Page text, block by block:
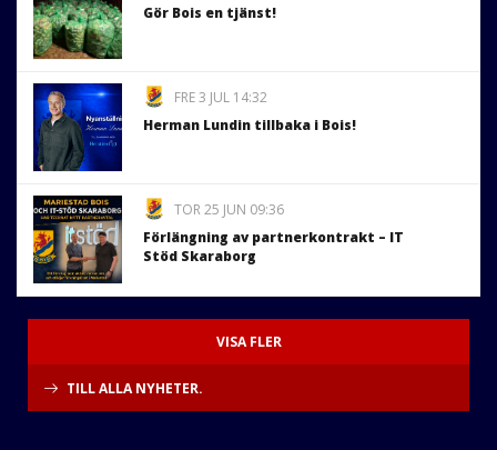
Gör Bois en tjänst!
FRE 3 JUL 14:32
Herman Lundin tillbaka i Bois!
TOR 25 JUN 09:36
Förlängning av partnerkontrakt – IT
Stöd Skaraborg
VISA FLER
TILL ALLA NYHETER.